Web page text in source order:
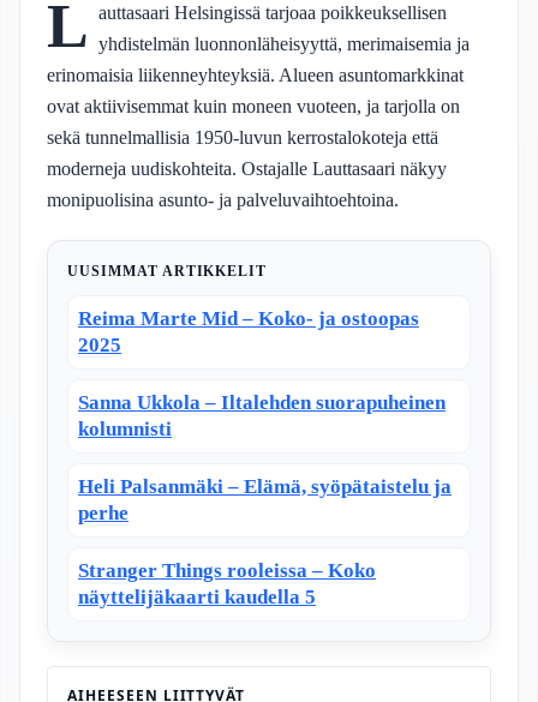
L auttasaari Helsingissä tarjoaa poikkeuksellisen
yhdistelmän luonnonläheisyyttä, merimaisemia ja
erinomaisia liikenneyhteyksiä. Alueen asuntomarkkinat
ovat aktiivisemmat kuin moneen vuoteen, ja tarjolla on
sekä tunnelmallisia 1950-luvun kerrostalokoteja että
moderneja uudiskohteita. Ostajalle Lauttasaari näkyy
monipuolisina asunto- ja palveluvaihtoehtoina.
UUSIMMAT ARTIKKELIT
Reima Marte Mid – Koko- ja ostoopas
2025
Sanna Ukkola – Iltalehden suorapuheinen
kolumnisti
Heli Palsanmäki – Elämä, syöpätaistelu ja
perhe
Stranger Things rooleissa – Koko
näyttelijäkaarti kaudella 5
AIHEESEEN LIITTYVÄT